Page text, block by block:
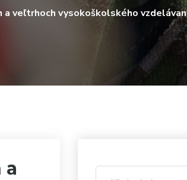
veľtrhoch vysokoškolského
a